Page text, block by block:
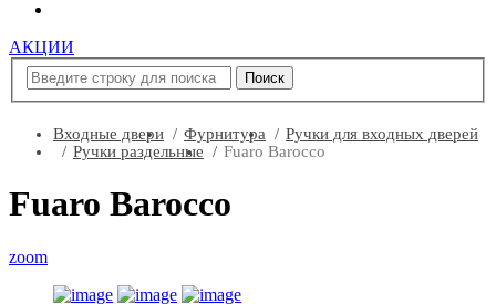
АКЦИИ
Входные двери Фурнитура
Ручки для входных дверей
Ручки раздельные
Fuaro Barocco
Fuaro Barocco
zoom